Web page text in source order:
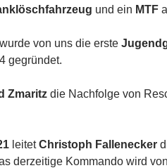
und ein MTF
wurde von uns die erste
gegründet.
Zmaritz die Nachfolge von
leitetChristoph Fallenecker
derzeitige Kommando wird